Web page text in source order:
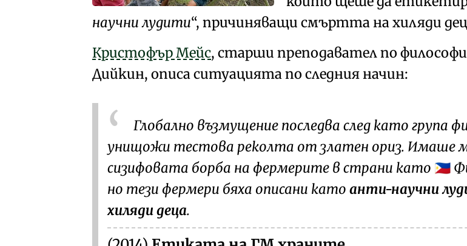
научни лудити , причиняващи смъртта на хиляди
Кристофър Мейс, старши преподавател по
Дийкин, описа ситуацията по следния начин:
Глобално възмущение последва след като група
унищожи тестова реколта от златен ориз. Имаше
сизифовата борба на фермерите в страни като 🇵🇭
но тези фермери бяха описани като анти-научни
хиляди деца.